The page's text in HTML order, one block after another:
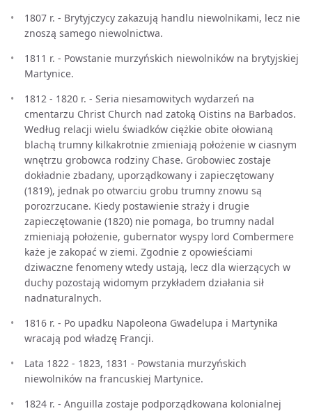
1807 r. - Brytyjczycy zakazują handlu niewolnikami, lecz nie
znoszą samego niewolnictwa.
1811 r. - Powstanie murzyńskich niewolników na brytyjskiej
Martynice.
1812 - 1820 r. - Seria niesamowitych wydarzeń na
cmentarzu Christ Church nad zatoką Oistins na Barbados.
Według relacji wielu świadków ciężkie obite ołowianą
blachą trumny kilkakrotnie zmieniają położenie w ciasnym
wnętrzu grobowca rodziny Chase. Grobowiec zostaje
dokładnie zbadany, uporządkowany i zapieczętowany
(1819), jednak po otwarciu grobu trumny znowu są
porozrzucane. Kiedy postawienie straży i drugie
zapieczętowanie (1820) nie pomaga, bo trumny nadal
zmieniają położenie, gubernator wyspy lord Combermere
każe je zakopać w ziemi. Zgodnie z opowieściami
dziwaczne fenomeny wtedy ustają, lecz dla wierzących w
duchy pozostają widomym przykładem działania sił
nadnaturalnych.
1816 r. - Po upadku Napoleona Gwadelupa i Martynika
wracają pod władzę Francji.
Lata 1822 - 1823, 1831 - Powstania murzyńskich
niewolników na francuskiej Martynice.
1824 r. - Anguilla zostaje podporządkowana kolonialnej